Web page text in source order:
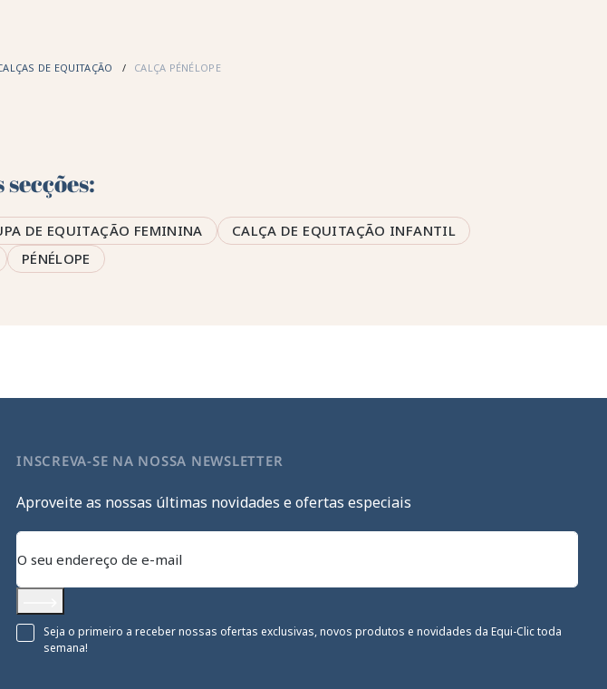
DE EQUITAÇÃO CALÇA PÉNÉLOPE
DE EQUITAÇÃO FEMININA
CALÇA DE EQUITAÇÃO INFANTIL
PÉNÉLOPE
INSCREVA-SE NA NOSSA NEWSLETTER
Aproveite as nossas últimas novidades e ofertas especiais
Subscrever
Seja o primeiro a receber nossas ofertas exclusivas, novos produtos e novidades da Equi-Clic toda
semana!